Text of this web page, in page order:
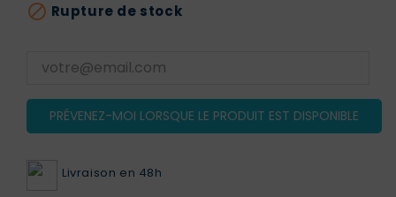
 Rupture de stock
PRÉVENEZ-MOI LORSQUE LE PRODUIT EST DISPONIBLE
Livraison en 48h